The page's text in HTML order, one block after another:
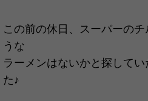
この前の休日、スーパーの
うな
ラーメンはないかと探して
た♪